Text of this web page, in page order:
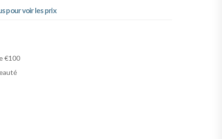
pour voir les prix
€100